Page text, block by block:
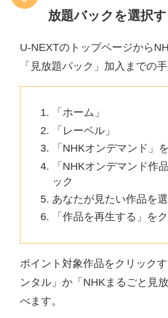
放題バックを選択
U-NEXTのトップページから
「見放題パック」加入までの
「ホーム」
「レーベル」
「NHKオンデマンド」
「NHKオンデマンド作
ック
あなたが見たい作品を
「作品を再生する」を
ポイント対象作品をクリック
ンタル」か「NHKまるごと見
べます。